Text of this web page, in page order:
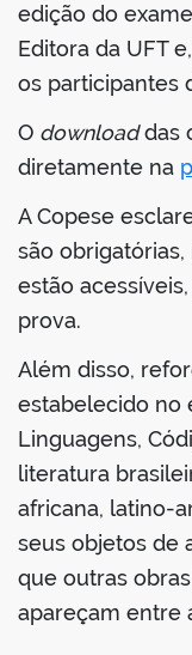
edição do
Editora da UFT
os participantes
O downloaddas
diretamente na
A Copese
são
estão
prova.
Além disso,
estabelecido no
Linguagens,
literatura
africana, latino-
seus objetos de
que outras
apareçam entre